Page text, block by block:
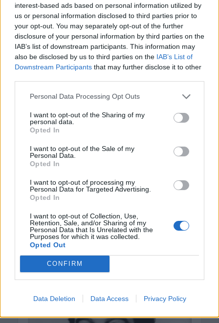
interest-based ads based on personal information utilized by
us or personal information disclosed to third parties prior to
your opt-out. You may separately opt-out of the further
disclosure of your personal information by third parties on the
IAB’s list of downstream participants. This information may
also be disclosed by us to third parties on the IAB’s List of
Downstream Participants that may further disclose it to other
Personal Data Processing Opt Outs
I want to opt-out of the Sharing of my
personal data.
Opted In
I want to opt-out of the Sale of my
Personal Data.
Opted In
I want to opt-out of processing my
Personal Data for Targeted Advertising.
Opted In
I want to opt-out of Collection, Use,
Retention, Sale, and/or Sharing of my
Personal Data that Is Unrelated with the
Purposes for which it was collected.
Opted Out
CONFIRM
Data Deletion Data Access Privacy Policy
Κίσαμος – Φεστιβάλ Γεύσεων &
Τέχνης: Το πρόγραμμα των
εκδηλώσεων
5 Αυγούστου 2026 12:33
ΓΕΎΣΗ - ΨΥΧΑΓΩΓΊΑ ΔΉΜΟΣ ΚΙΣΆΜΟΥ
Κίσαμος: Παραδοσιακό πανηγύρι στα
Πατεριανά Λουσακιών
5 Αυγούστου 2026 12:15